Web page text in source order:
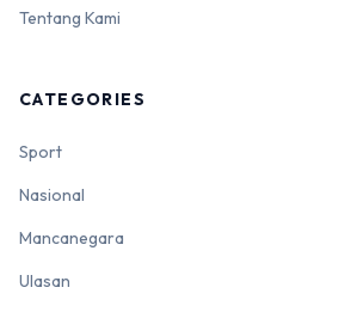
Tentang Kami
CATEGORIES
Sport
Nasional
Mancanegara
Ulasan